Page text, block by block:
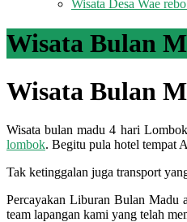
Wisata Desa Wae
Wisata Bulan
Wisata Bulan
Wisata bulan madu 4 hari Lombok
lombok. Begitu pula hotel tempat
Tak ketinggalan juga transport
Percayakan Liburan Bulan Madu
team lapangan kami yang telah